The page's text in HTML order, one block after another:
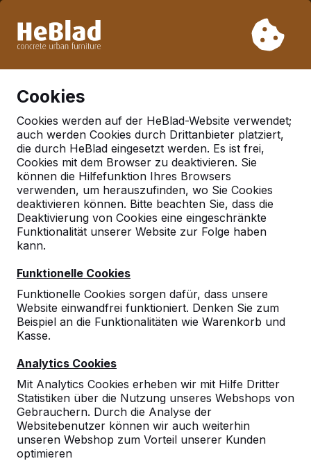
Woche 33 nicht. Bitte berücksichtigen Sie daher längere
Cookies
Cookies werden auf der HeBlad-Website verwendet;
auch werden Cookies durch Drittanbieter platziert,
die durch HeBlad eingesetzt werden. Es ist frei,
Cookies mit dem Browser zu deaktivieren. Sie
können die Hilfefunktion Ihres Browsers
verwenden, um herauszufinden, wo Sie Cookies
deaktivieren können. Bitte beachten Sie, dass die
Deaktivierung von Cookies eine eingeschränkte
Funktionalität unserer Website zur Folge haben
kann.
Funktionelle Cookies
Funktionelle Cookies sorgen dafür, dass unsere
Website einwandfrei funktioniert. Denken Sie zum
Beispiel an die Funktionalitäten wie Warenkorb und
Kasse.
Analytics Cookies
Mit Analytics Cookies erheben wir mit Hilfe Dritter
Statistiken über die Nutzung unseres Webshops von
Gebrauchern. Durch die Analyse der
Websitebenutzer können wir auch weiterhin
unseren Webshop zum Vorteil unserer Kunden
optimieren
Deutschland
Referenties in:
Rockenberg
Geen reviews gevonden voor deze